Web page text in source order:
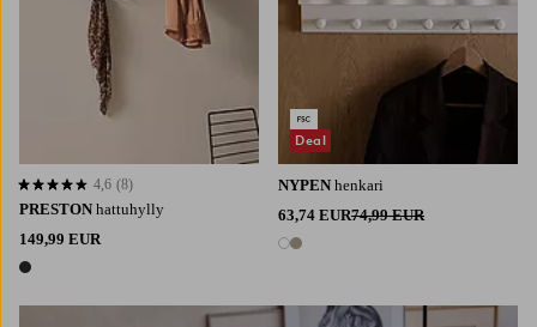
PRESTON hattuhylly
149,99 EUR
1 väri
4,6 perustuen 8 arvosanaan
4,6 (8) NYPEN henkari
63,74 EUR74,99 EUR
2 värejä
Deal